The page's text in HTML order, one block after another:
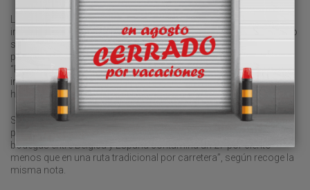
Los tres buques gemelos “Finneco I”, “Finneco II” y “Finneco III”
incorporan baterías de litio para maniobras y estancia en el puerto
sin emisiones, 600 metros cuadrados de paneles solares para
producir electricidad sostenible para su uso a bordo, sistemas
“Promas Lite” para aumentar la eficiencia energética y un
innovador procedimiento de lubricación para optimizar la
hidrodinámica, entre otros elementos.
Su contribución al ahorro de emisiones en la operativa logística
posibilita que, por ejemplo, “un remolque transportado en sus
bodegas entre Bélgica y España contamina un 27 por ciento
menos que en una ruta tradicional por carretera”, según recoge la
misma nota.